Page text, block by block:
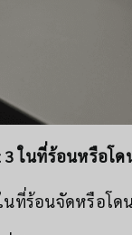
3 ในที่ร้อนหรือโ
นที่ร้อนจัดหรือโ